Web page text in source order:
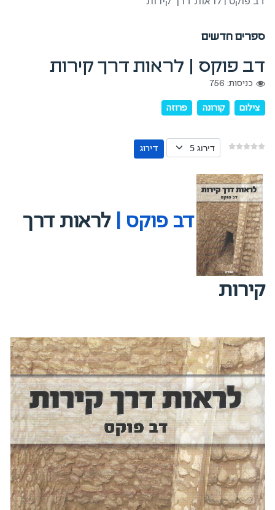
ספרים חדשים
דב פוקס | לראות דרך קירות
כניסות: 756
צילום
קורונה פרוזה
אנא דרגו
דב פוקס |לראות דרך
קירות